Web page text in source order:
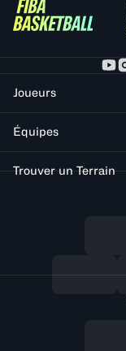
Joueurs
Équipes
Trouver un Terrain